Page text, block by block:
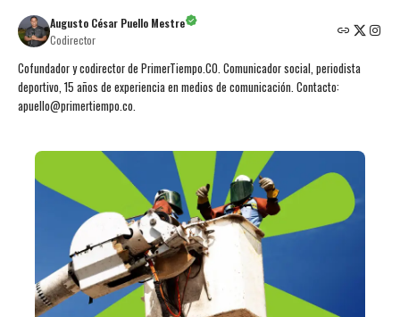
Augusto César Puello Mestre
Codirector
Cofundador y codirector de PrimerTiempo.CO. Comunicador social, periodista
deportivo, 15 años de experiencia en medios de comunicación. Contacto:
apuello@primertiempo.co.